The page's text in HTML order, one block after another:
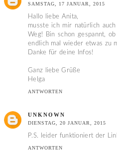
SAMSTAG, 17 JANUAR, 2015
Hallo liebe Anita,
musste ich mir natürlich
Weg! Bin schon gespannt,
endlich mal wieder etwas zu
Danke für deine Infos!
Ganz liebe Grüße
Helga
ANTWORTEN
UNKNOWN
DIENSTAG, 20 JANUAR, 2015
P.S. leider funktioniert der
ANTWORTEN